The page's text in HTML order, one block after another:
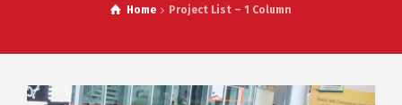
Home Project List – 1 Column